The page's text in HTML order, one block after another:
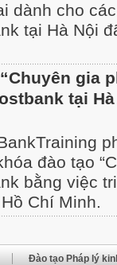
dành cho
tại Hà Nội
gia
tại
đào tạo
bằng việc
Chí Minh.
Đào tạo Pháp lý